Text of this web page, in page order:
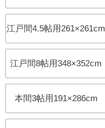
江戸間4.5帖用261×261cm
江戸間8帖用348×352cm
本間3帖用191×286cm